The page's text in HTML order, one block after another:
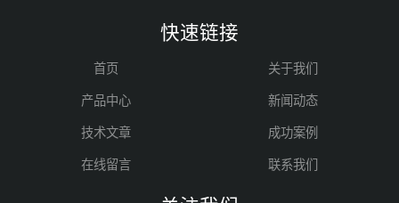
快速链接
首页 关于我们
产品中心 新闻动态
技术文章 成功案例
在线留言 联系我们